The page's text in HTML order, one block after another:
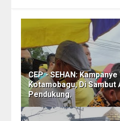
CEP - SEHAN:
Kotamobagu, Di Sambut
Pendukung.